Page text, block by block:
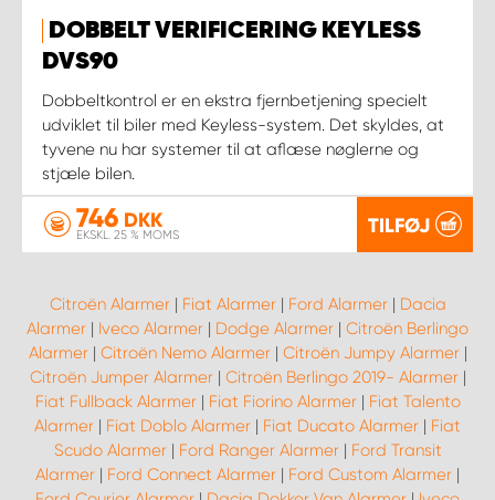
DOBBELT VERIFICERING KEYLESS
DVS90
Dobbeltkontrol er en ekstra fjernbetjening specielt
udviklet til biler med Keyless-system. Det skyldes, at
tyvene nu har systemer til at aflæse nøglerne og
stjæle bilen.
746 DKK
EKSKL. 25 % MOMS TILFØJ
Citroën Alarmer| Fiat Alarmer| Ford Alarmer| Dacia
Alarmer | Iveco Alarmer | Dodge Alarmer | Citroën Berlingo
Alarmer| Citroën Nemo Alarmer| Citroën Jumpy Alarmer|
Citroën Jumper Alarmer| Citroën Berlingo 2019- Alarmer|
Fiat Fullback Alarmer| Fiat Fiorino Alarmer| Fiat Talento
Alarmer | Fiat Doblo Alarmer | Fiat Ducato Alarmer | Fiat
Scudo Alarmer| Ford Ranger Alarmer| Ford Transit
Alarmer | Ford Connect Alarmer | Ford Custom Alarmer |